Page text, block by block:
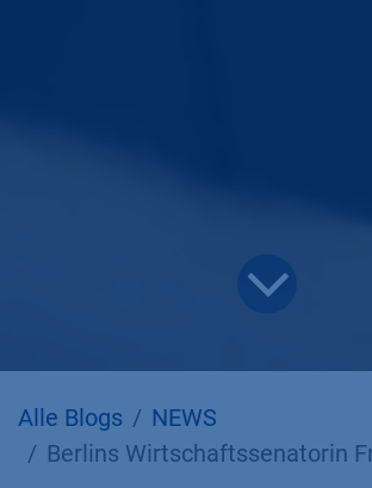
Alle Blogs
NEWS
Berlins Wirtschaftssenatorin Franziska Giffey und Staatssekretär